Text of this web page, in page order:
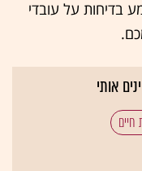
בדיחות על עובדי
אותי
חיים